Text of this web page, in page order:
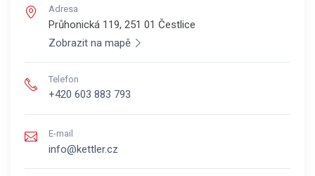
Adresa
Průhonická 119, 251 01 Čestlice
Zobrazit na mapě
Telefon
+420 603 883 793
E-mail
info@kettler.cz